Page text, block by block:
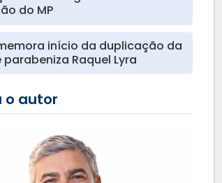
do MP
início da duplicação da
parabeniza Raquel Lyra
o autor